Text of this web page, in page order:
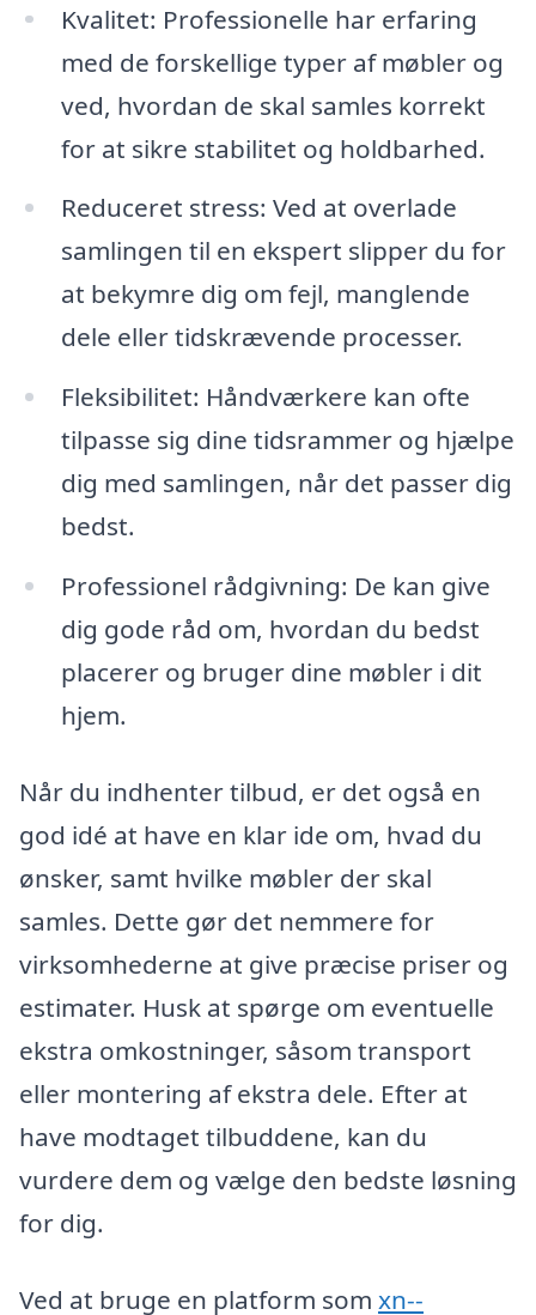
Kvalitet: Professionelle har erfaring
med de forskellige typer af møbler og
ved, hvordan de skal samles korrekt
for at sikre stabilitet og holdbarhed.
Reduceret stress: Ved at overlade
samlingen til en ekspert slipper du for
at bekymre dig om fejl, manglende
dele eller tidskrævende processer.
Fleksibilitet: Håndværkere kan ofte
tilpasse sig dine tidsrammer og hjælpe
dig med samlingen, når det passer dig
bedst.
Professionel rådgivning: De kan give
dig gode råd om, hvordan du bedst
placerer og bruger dine møbler i dit
hjem.
Når du indhenter tilbud, er det også en
god idé at have en klar ide om, hvad du
ønsker, samt hvilke møbler der skal
samles. Dette gør det nemmere for
virksomhederne at give præcise priser og
estimater. Husk at spørge om eventuelle
ekstra omkostninger, såsom transport
eller montering af ekstra dele. Efter at
have modtaget tilbuddene, kan du
vurdere dem og vælge den bedste løsning
for dig.
Ved at bruge en platform som xn--